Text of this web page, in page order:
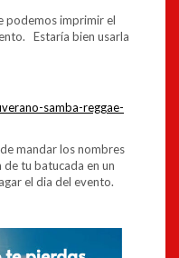
podemos imprimir el
Estaría bien usarla
samba-reggae-
mandar los nombres
tu batucada en un
el dia del evento.